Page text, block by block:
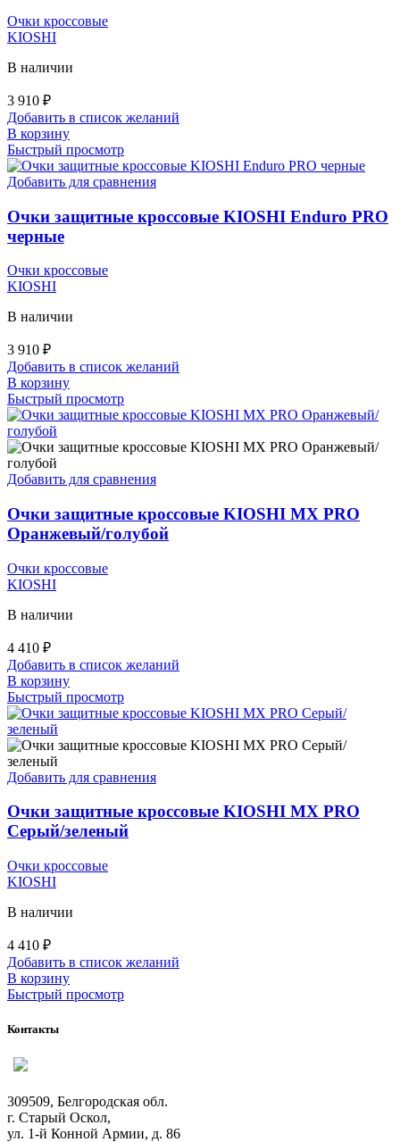
Очки кроссовые
KIOSHI
В наличии
3 910 ₽
Добавить в список желаний
В корзину
Быстрый просмотр
Добавить для сравнения
Очки защитные кроссовые KIOSHI Enduro PRO
черные
Очки кроссовые
KIOSHI
В наличии
3 910 ₽
Добавить в список желаний
В корзину
Быстрый просмотр
Добавить для сравнения
Очки защитные кроссовые KIOSHI MX PRO
Оранжевый/голубой
Очки кроссовые
KIOSHI
В наличии
4 410 ₽
Добавить в список желаний
В корзину
Быстрый просмотр
Добавить для сравнения
Очки защитные кроссовые KIOSHI MX PRO
Серый/зеленый
Очки кроссовые
KIOSHI
В наличии
4 410 ₽
Добавить в список желаний
В корзину
Быстрый просмотр
Контакты
309509, Белгородская обл.
г. Старый Оскол,
ул. 1-й Конной Армии, д. 86